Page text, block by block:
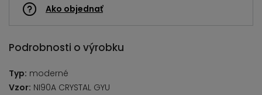
Ako objednať
Podrobnosti o výrobku
Typ: moderné
Vzor: NI90A CRYSTAL GYU